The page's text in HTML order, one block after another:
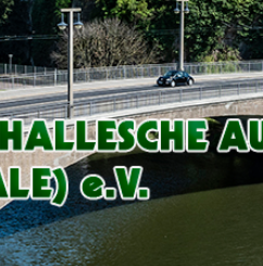
Arbeitskreis
Hallesche
Auenwälder
zu
Halle